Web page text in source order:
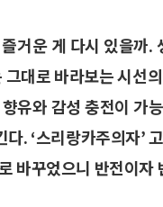
거운 게 다시 있을까.
대로 바라보는 시선
유와 감성 충전이 가
. ‘스리랑카주의자’
바꾸었으니 반전이자